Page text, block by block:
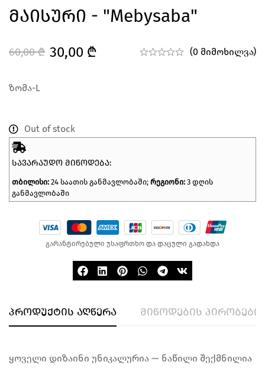
Მაისური - "mebysaba"
60,00₾ 30,00 ₾ (0 მიმოხილვა)
ზომა-L
Out of stock
ᲡᲐᲕᲐᲠᲐᲣᲓᲝ ᲛᲘᲬᲝᲓᲔᲑᲐ:
თბილისი: 24 საათის განმავლობაში; რეგიონი: 3 დღის
განმავლობაში
გარანტირებული უსაფრთხო და დაცული გადახდა
პროდუქტის აღწერა მიწოდების პირობები
​ყოველი დიზაინი უნიკალურია — ნაწილი შექმნილია